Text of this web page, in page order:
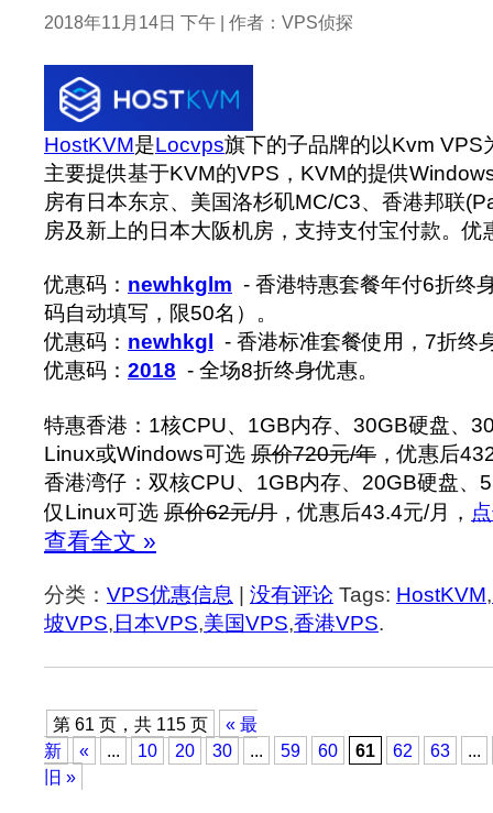
2018年11月14日 下午 | 作者：VPS侦探
HostKVM是Locvps旗下的子品牌的以Kvm VPS
主要提供基于KVM的VPS，KVM的提供
房有日本东京、美国洛杉矶MC/C3、香港邦联
房及新上的日本大阪机房，支持支付宝付款。‍优
优惠码： newhkglm - 香港特惠套餐年付6折终
码自动填写，限50名）。
优惠码： newhkgl
- 香港标准套餐使用，7折终
优惠码： 2018 - 全场8折终身优惠。
特惠香港：1核CPU、1GB内存、30GB硬盘、
Linux或Windows可选 原价720元/年 ，优惠后
香港湾仔：双核CPU、1GB内存、20GB硬盘、
仅Linux可选 原价62元/月 ，优惠后43.4元/月，
查看全文 »
分类： VPS优惠信息 没有评论 Tags: HostKVM,
坡VPS, 日本VPS,美国VPS,香港VPS.
第 61 页，共 115 页
« 最
新
« ... 10 20 30 ... 59 60 61 62 63
...
旧 »